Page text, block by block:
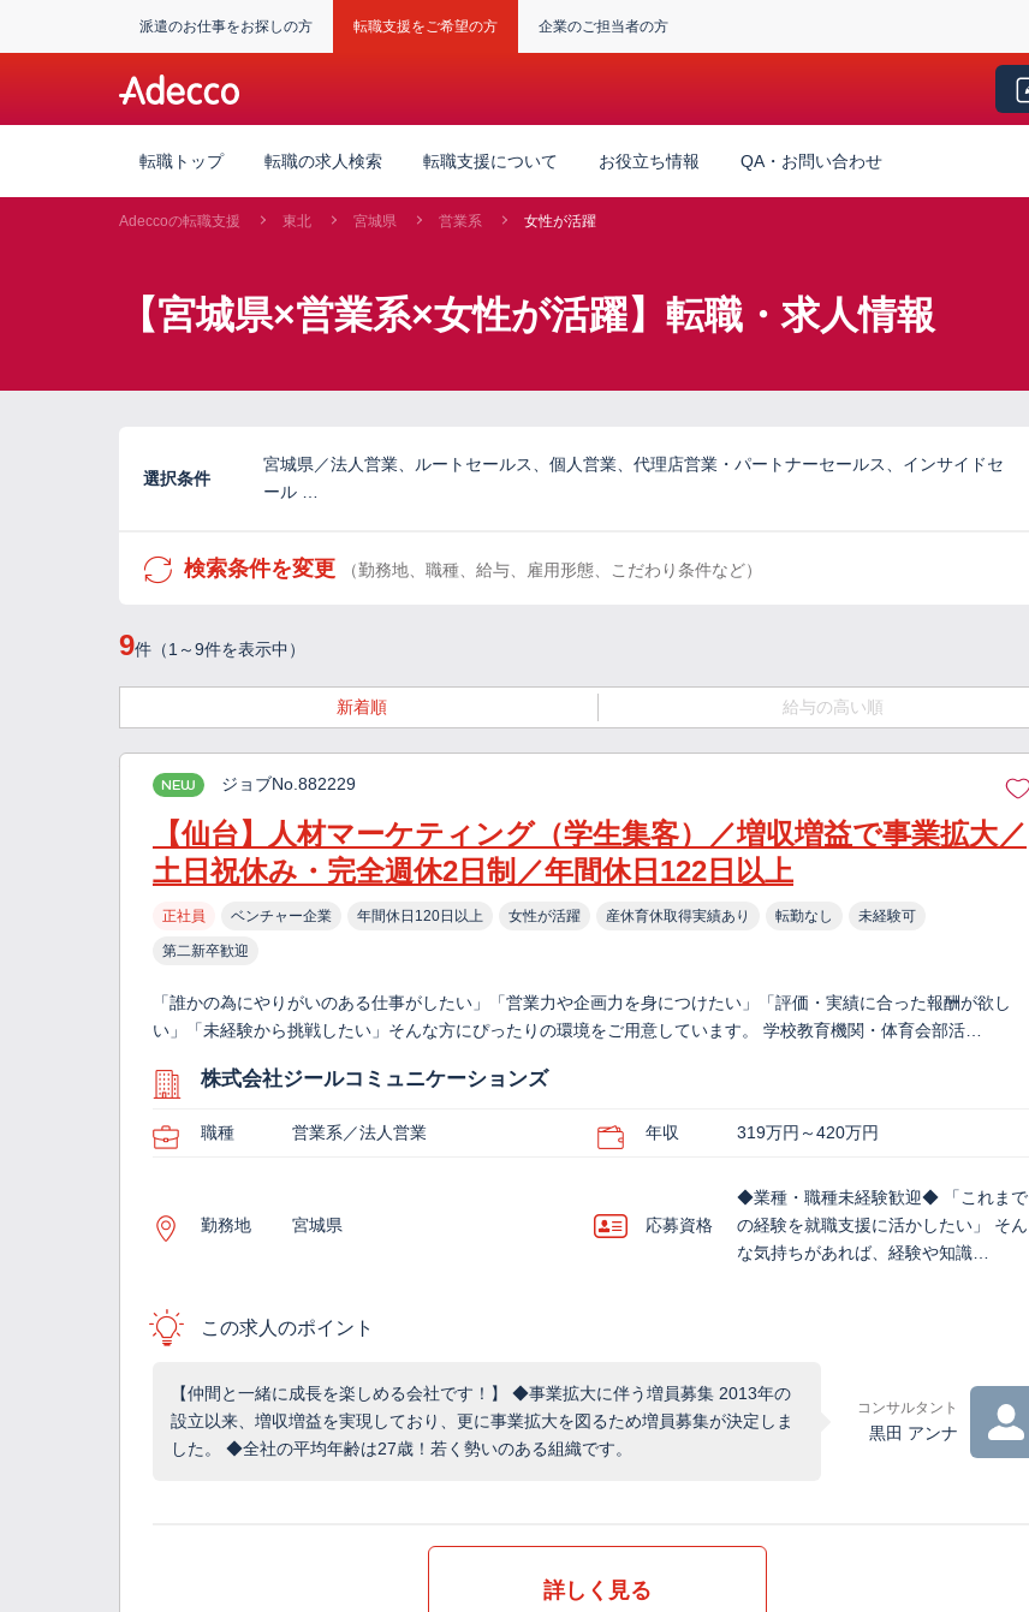
派遣のお仕事をお探しの方 転職支援をご希望の方 企業のご担当者の方
転職トップ 転職の求人検索 転職支援について お役立ち情報 QA・お問い合わせ
Adeccoの転職支援 東北 宮城県 営業系 女性が活躍
【宮城県×営業系×女性が活躍】転職・求人情報
選択条件
宮城県／法人営業、ルートセールス、個人営業、代理店営業・パートナーセールス、インサイドセ
ール …
検索条件を変更 （勤務地、職種、給与、雇用形態、こだわり条件など）
9件（1～9件を表示中）
新着順 給与の高い順
NEW ジョブNo.882229
【仙台】人材マーケティング（学生集客）／増収増益で事業拡大／
土日祝休み・完全週休2日制／年間休日122日以上
正社員 ベンチャー企業 年間休日120日以上 女性が活躍 産休育休取得実績あり 転勤なし 未経験可
第二新卒歓迎
「誰かの為にやりがいのある仕事がしたい」「営業力や企画力を身につけたい」「評価・実績に合った報酬が欲し
い」「未経験から挑戦したい」そんな方にぴったりの環境をご用意しています。 学校教育機関・体育会部活…
株式会社ジールコミュニケーションズ
職種 営業系／法人営業 年収 319万円～420万円
勤務地 宮城県 応募資格
◆業種・職種未経験歓迎◆ 「これまで
の経験を就職支援に活かしたい」 そん
な気持ちがあれば、経験や知識…
この求人のポイント
【仲間と一緒に成長を楽しめる会社です！】 ◆事業拡大に伴う増員募集 2013年の
設立以来、増収増益を実現しており、更に事業拡大を図るため増員募集が決定しま
した。 ◆全社の平均年齢は27歳！若く勢いのある組織です。
コンサルタント
黒田 アンナ
詳しく見る